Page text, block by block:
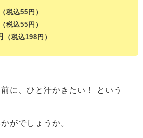
（税込55円）
（税込55円）
（税込198円）
に、ひと汗かきたい！ という
がでしょうか。